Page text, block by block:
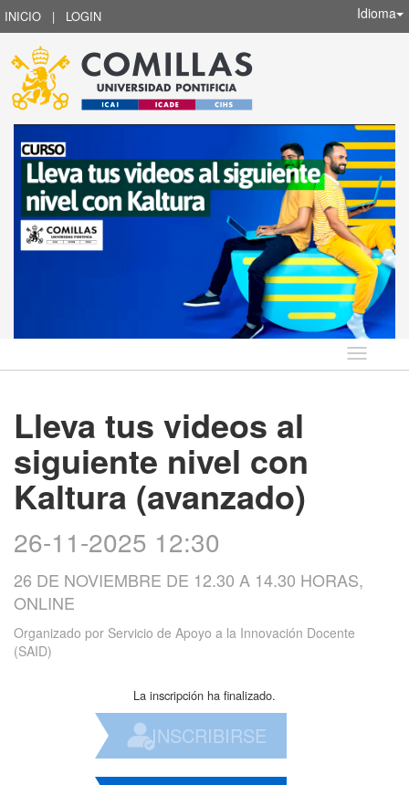
INICIO | LOGIN Idioma
Idioma
Lleva tus videos al
siguiente nivel con
Kaltura (avanzado)
26-11-2025 12:30
26 DE NOVIEMBRE DE 12.30 A 14.30 HORAS,
ONLINE
Organizado por Servicio de Apoyo a la Innovación Docente
(SAID)
La inscripción ha finalizado.
INSCRIBIRSE